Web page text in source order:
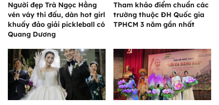
Người đẹp Trà Ngọc Hằng
vén váy thi đấu, dàn hot girl
khuấy đảo giải pickleball có
Quang Dương
Tham khảo điểm chuẩn các
trường thuộc ĐH Quốc gia
TPHCM 3 năm gần nhất